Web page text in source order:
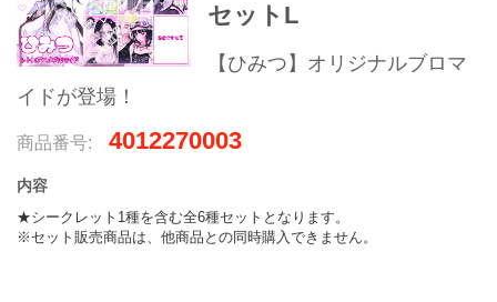
セットL
【ひみつ】オリジナルブロマ
イドが登場！
商品番号: 4012270003
内容
★シークレット1種を含む全6種セットとなります。
※セット販売商品は、他商品との同時購入できません。